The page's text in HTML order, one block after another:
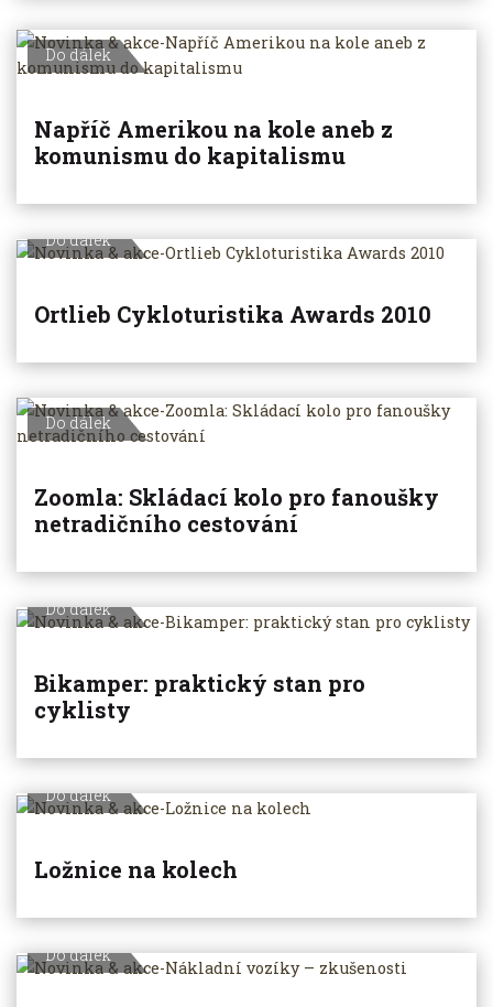
Do dálek
Napříč Amerikou na kole aneb z
komunismu do kapitalismu
Do dálek
Ortlieb Cykloturistika Awards 2010
Do dálek
Zoomla: Skládací kolo pro fanoušky
netradičního cestování
Do dálek
Bikamper: praktický stan pro
cyklisty
Do dálek
Ložnice na kolech
Do dálek